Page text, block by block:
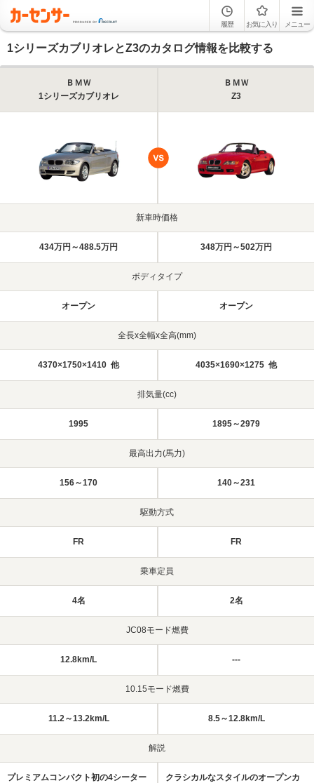
履歴 お気に入り メニュー
1シリーズカブリオレとZ3のカタログ情報を比較する
ＢＭＷ
1シリーズカブリオレ
ＢＭＷ
Z3
新車時価格
434万円～488.5万円 348万円～502万円
ボディタイプ
オープン オープン
全長x全幅x全高(mm)
4370×1750×1410 他 4035×1690×1275 他
排気量(cc)
1995 1895～2979
最高出力(馬力)
156～170 140～231
駆動方式
FR FR
乗車定員
4名 2名
JC08モード燃費
12.8km/L ---
10.15モード燃費
11.2～13.2km/L 8.5～12.8km/L
解説
プレミアムコンパクト初の4シーター
クラシカルなスタイルのオープンカ